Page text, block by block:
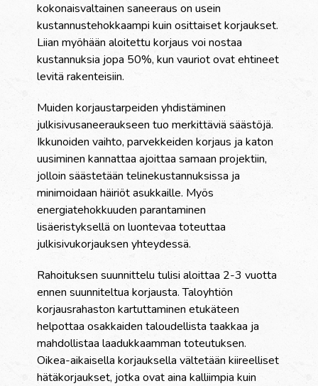
kokonaisvaltainen saneeraus on usein
kustannustehokkaampi kuin osittaiset korjaukset.
Liian myöhään aloitettu korjaus voi nostaa
kustannuksia jopa 50%, kun vauriot ovat ehtineet
levitä rakenteisiin.
Muiden korjaustarpeiden yhdistäminen
julkisivusaneeraukseen tuo merkittäviä säästöjä.
Ikkunoiden vaihto, parvekkeiden korjaus ja katon
uusiminen kannattaa ajoittaa samaan projektiin,
jolloin säästetään telinekustannuksissa ja
minimoidaan häiriöt asukkaille. Myös
energiatehokkuuden parantaminen
lisäeristyksellä on luontevaa toteuttaa
julkisivukorjauksen yhteydessä.
Rahoituksen suunnittelu tulisi aloittaa 2-3 vuotta
ennen suunniteltua korjausta. Taloyhtiön
korjausrahaston kartuttaminen etukäteen
helpottaa osakkaiden taloudellista taakkaa ja
mahdollistaa laadukkaamman toteutuksen.
Oikea-aikaisella korjauksella vältetään kiireelliset
hätäkorjaukset, jotka ovat aina kalliimpia kuin